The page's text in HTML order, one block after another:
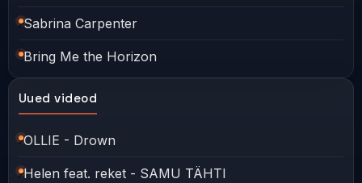
Sabrina Carpenter
Bring Me the Horizon
Uued videod
OLLIE - Drown
Helen feat. reket - SAMU TÄHTI